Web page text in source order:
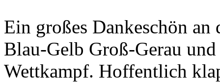
Ein großes Dankeschön
Blau-Gelb Groß-Gerau
Wettkampf. Hoffentlich